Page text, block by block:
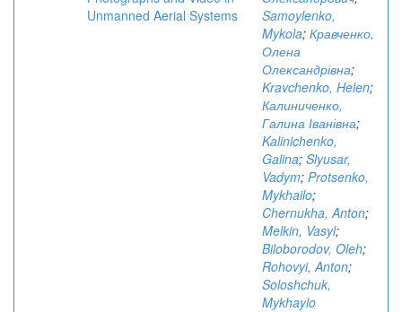
Unmanned Aerial Systems
Samoylenko,
Mykola; Кравченко,
Олена
Олександрівна;
Kravchenko, Helen;
Калиниченко,
Галина Іванівна;
Kalinichenko,
Galina; Slyusar,
Vadym; Protsenko,
Mykhailo;
Chernukha, Anton;
Melkin, Vasyl;
Biloborodov, Oleh;
Rohovyi, Anton;
Soloshchuk,
Mykhaylo